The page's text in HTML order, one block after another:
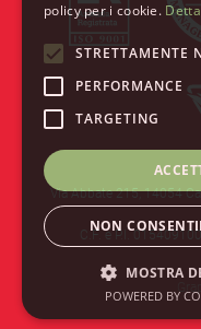
Via Abbate 215, 14054
C.F. e P.I.
policy per i cookie.
STRETTAMENTE
PERFORMANCE
TARGETING
NON
MOSTRA
POWERED BY